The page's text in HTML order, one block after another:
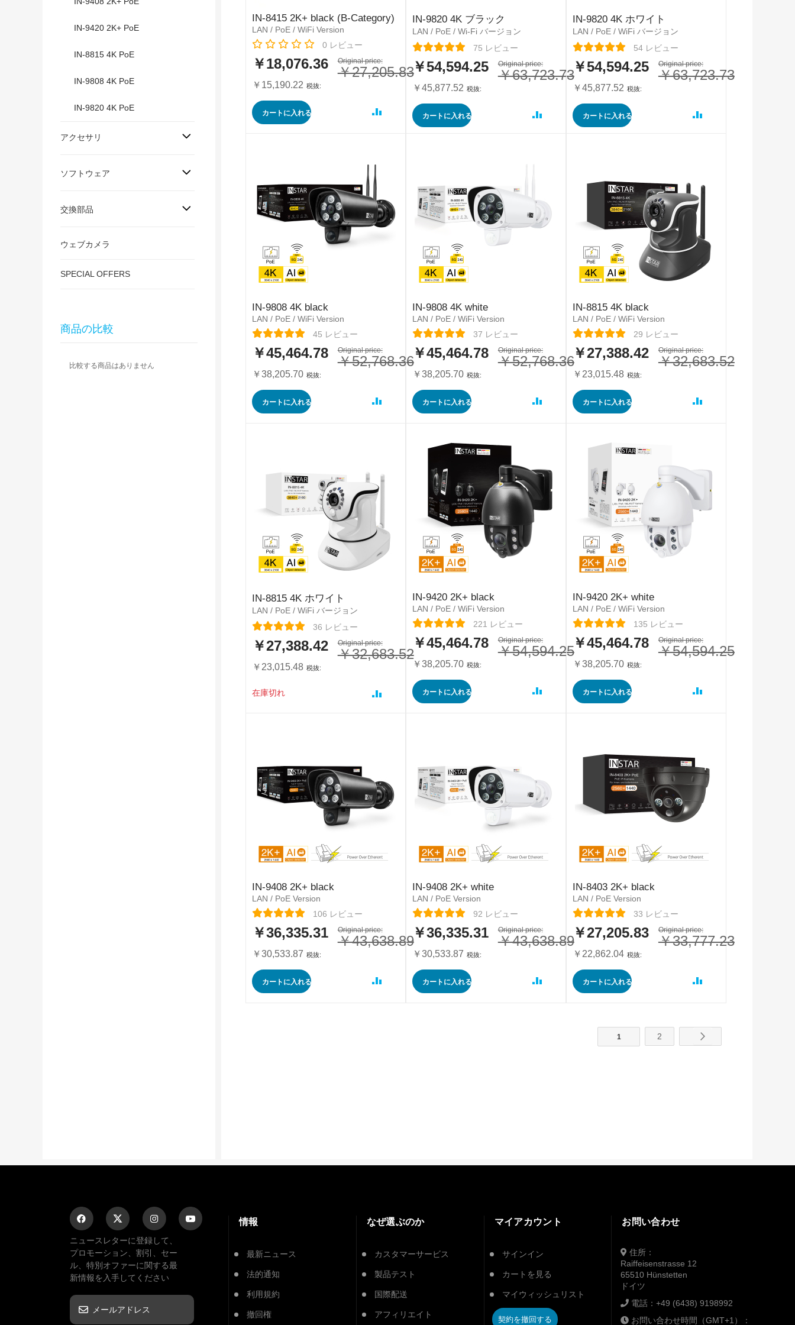
IN-8415 2K+ black (B-Category)
LAN / PoE / WiFi Version
Rating:
0 レビュー
Original price:
￥27,205.83
特
価
格
￥18,076.36
￥15,190.22
カートに入れる
IN-9820 4K ブラック
LAN / PoE / Wi-Fi バージョン
レーティング:
75 レビュー
Original price:
￥63,723.73
特
別
価
格
￥54,594.25
￥45,877.52
カートに入れる
IN-9820 4K ホワイト
LAN / PoE / WiFi バージョン
レーティング:
54 レビュー
Original price:
￥63,723.73
特
別
価
格
￥54,594.25
￥45,877.52
カートに入れる
IN-9808 4K black
LAN / PoE / WiFi Version
レーティング:
45 レビュー
Original price:
￥52,768.36
特
価
格
￥45,464.78
￥38,205.70
カートに入れる
IN-9808 4K white
LAN / PoE / WiFi Version
レーティング:
37 レビュー
Original price:
￥52,768.36
特
別
価
格
￥45,464.78
￥38,205.70
カートに入れる
IN-8815 4K black
LAN / PoE / WiFi Version
レーティング:
29 レビュー
Original price:
￥32,683.52
特
別
価
格
￥27,388.42
￥23,015.48
カートに入れる
IN-8815 4K ホワイト
LAN / PoE / WiFi バージョン
レーティング:
36 レビュー
Original price:
￥32,683.52
特
価
格
￥27,388.42
￥23,015.48
在庫切れ
IN-9420 2K+ black
LAN / PoE / WiFi Version
レーティング:
221 レビュー
Original price:
￥54,594.25
特
別
価
格
￥45,464.78
￥38,205.70
カートに入れる
IN-9420 2K+ white
LAN / PoE / WiFi Version
レーティング:
135 レビュー
Original price:
￥54,594.25
特
別
価
格
￥45,464.78
￥38,205.70
カートに入れる
IN-9408 2K+ black
LAN / PoE Version
レーティング:
106 レビュー
Original price:
￥43,638.89
特
価
格
￥36,335.31
￥30,533.87
カートに入れる
IN-9408 2K+ white
LAN / PoE Version
レーティング:
92 レビュー
Original price:
￥43,638.89
特
別
価
格
￥36,335.31
￥30,533.87
カートに入れる
IN-8403 2K+ black
LAN / PoE Version
レーティング:
33 レビュー
Original price:
￥33,777.23
特
別
価
格
￥27,205.83
￥22,862.04
カートに入れる
1 2
IN-9420 2K+ PoE
IN-8815 4K PoE
IN-9808 4K PoE
IN-9820 4K PoE
アクセサリ
ソフトウェア
交換部品
ウェブカメラ
SPECIAL OFFERS
商品の比較
比較する商品はありません
ニュースレターに登録して、
プロモーション、割引、セー
ル、特別オファーに関する最
新情報を入手してください
情報
最新ニュース
法的通知
利用規約
撤回権
なぜ選ぶのか
カスタマーサービス
製品テスト
国際配送
アフィリエイト
マイアカウント
サインイン
カートを見る
マイウィッシュリスト
契約を撤回する
お問い合わせ
住所：
Raiffeisenstrasse 12
65510 Hünstetten
ドイツ
電話：+49 (6438) 9198992
お問い合わせ時間（GMT+1）：